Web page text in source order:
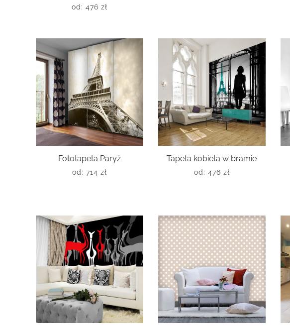
od: 476 zł
Fototapeta Paryż
od: 714 zł
Tapeta kobieta w bramie
od: 476 zł